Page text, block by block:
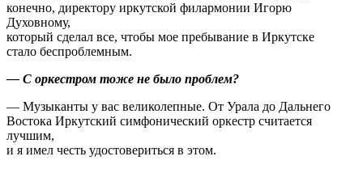
конечно, директору иркутской филармонии Игорю
Духовному,
который сделал все, чтобы мое пребывание в Иркутске
стало беспроблемным.
— С оркестром тоже не было проблем?
— Музыканты у вас великолепные. От Урала до Дальнего
Востока Иркутский симфонический оркестр считается
лучшим,
и я имел честь удостовериться в этом.